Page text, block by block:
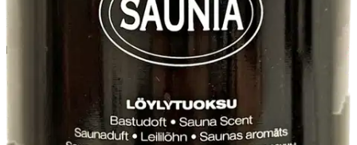
Suomessa valmistettu raikas hunajan ja yrttien tuoksuinen
löylytuoksu on turvallinen käyttää
Ominaisuudet